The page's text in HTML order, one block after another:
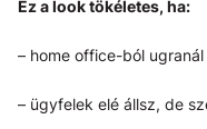
Ez a look tökéletes, ha:
– home office-ból
– ügyfelek elé állsz, de